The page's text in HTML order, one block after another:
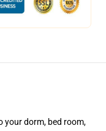
your dorm, bed room,